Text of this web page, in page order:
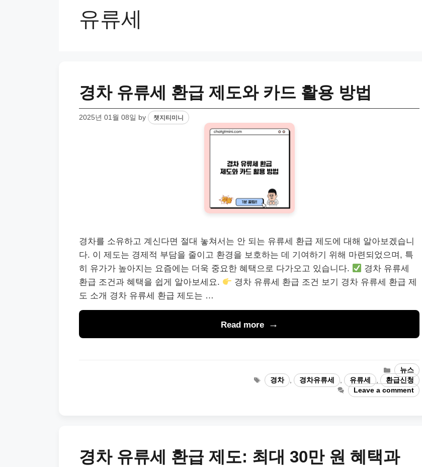
유류세
경차 유류세 환급 제도와 카드 활용 방법
2025년 01월 08일 by 챗지티미니
경차를 소유하고 계신다면 절대 놓쳐서는 안 되는 유류세 환급 제도에 대해 알아보겠습니
다. 이 제도는 경제적 부담을 줄이고 환경을 보호하는 데 기여하기 위해 마련되었으며, 특
히 유가가 높아지는 요즘에는 더욱 중요한 혜택으로 다가오고 있습니다.
경차 유류세
환급 조건과 혜택을 쉽게 알아보세요.
경차 유류세 환급 조건 보기 경차 유류세 환급 제
도 소개 경차 유류세 환급 제도는 …
Read more
Categories
뉴스
Tags경차 , 경차유류세 , 유류세 ,
환급신청
Leave a comment
경차 유류세 환급 제도: 최대 30만 원 혜택과